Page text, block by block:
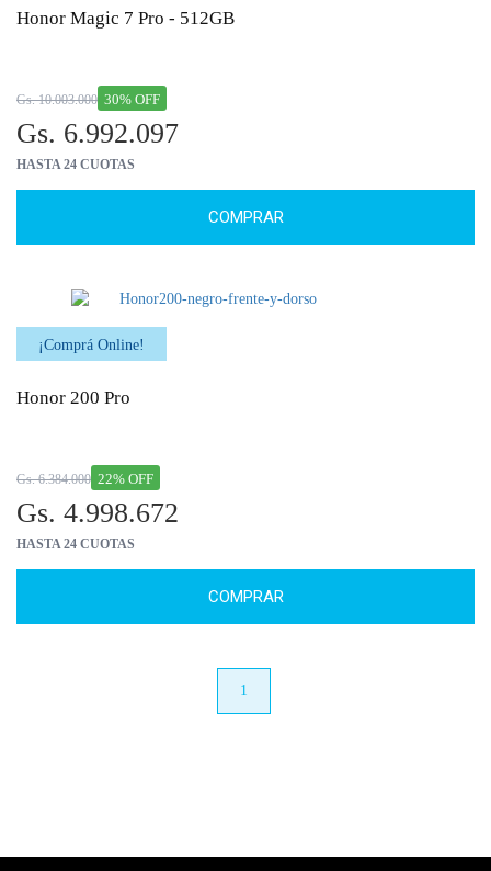
Honor Magic 7 Pro - 512GB
30% OFF
Gs. 10.003.000
Gs. 6.992.097
HASTA 24 CUOTAS
COMPRAR
¡Comprá Online!
Honor 200 Pro
22% OFF
Gs. 6.384.000
Gs. 4.998.672
HASTA 24 CUOTAS
COMPRAR
1